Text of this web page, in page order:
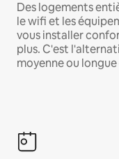
Des logements
le wifi et les
vous installer
plus. C'est
moyenne ou